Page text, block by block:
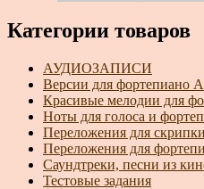
Категории товаров
АУДИОЗАПИСИ
Версии для фортепиано
Красивые мелодии для
Ноты для голоса и
Переложения для
Переложения для
Саундтреки, песни из
Тестовые задания